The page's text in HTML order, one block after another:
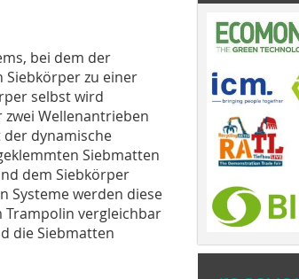
bei dem der
Siebkörper zu einer
selbst wird
Wellenantrieben
der dynamische
Siebmatten
dem Siebkörper
Systeme werden diese
Trampolin vergleichbar
die Siebmatten